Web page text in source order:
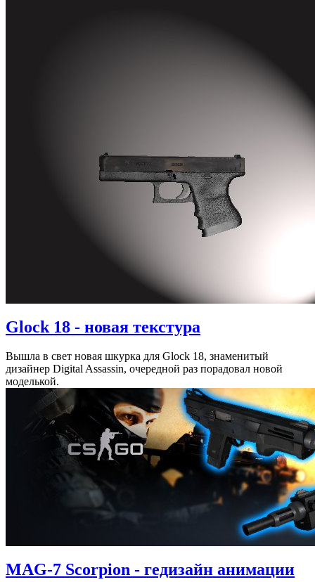
Glock 18 - новая текстура
Вышла в свет новая шкурка для Glock 18, знаменитый
дизайнер Digital Assassin, очередной раз порадовал новой
моделькой.
MAG-7 Scorpion - гедизайн анимации